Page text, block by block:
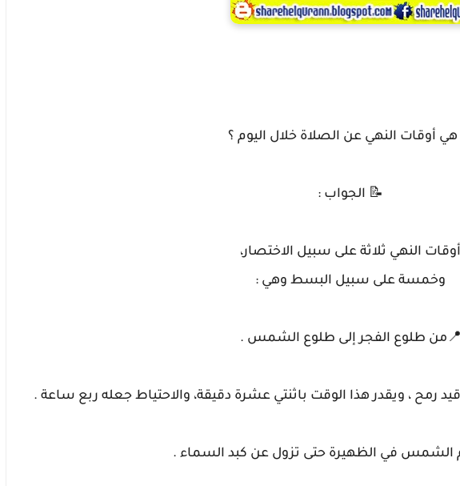
هي أوقات النهي عن الصلاة خلال اليوم ؟
📝 الجواب :
أوقات النهي ثلاثة على سبيل الاختصار،
وخمسة على سبيل البسط وهي :
📍من طلوع الفجر إلى طلوع الشمس .
رمح ، ويقدر هذا الوقت باثنتي عشرة دقيقة، والاحتياط جعله ربع ساعة .
الشمس في الظهيرة حتى تزول عن كبد السماء .